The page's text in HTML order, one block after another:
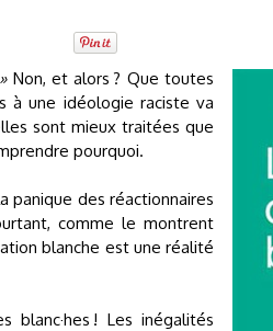
Non, et alors ? Que toutes
à une idéologie raciste va
sont mieux traitées que
pourquoi.
panique des réactionnaires
comme le montrent
blanche est une réalité
! Les inégalités